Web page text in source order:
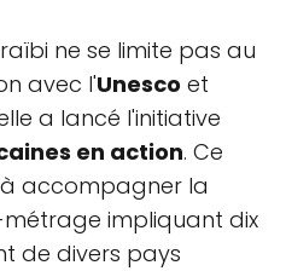
ne se limite pas au
avec l'Unesco et
a lancé l'initiative
en action. Ce
accompagner la
impliquant dix
de divers pays